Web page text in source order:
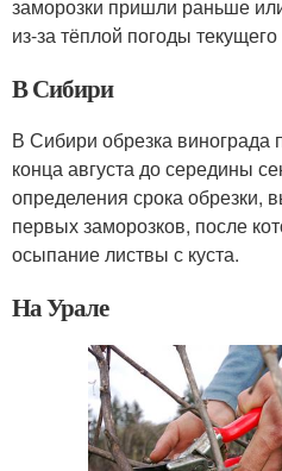
заморозки пришли раньше
из-за тёплой погоды текущего
В Сибири
В Сибири обрезка винограда
конца августа до середины
определения срока обрезки,
первых заморозков, после
осыпание листвы с куста.
На Урале